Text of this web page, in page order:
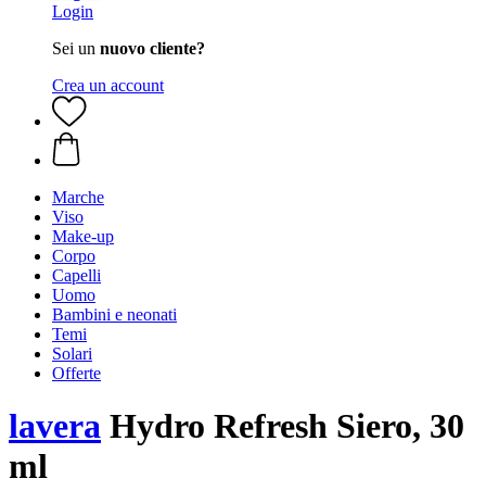
Login
Sei un nuovo cliente?
Crea un account
Marche
Viso
Make-up
Corpo
Capelli
Uomo
Bambini e neonati
Temi
Solari
Offerte
lavera Hydro Refresh Siero, 30
ml